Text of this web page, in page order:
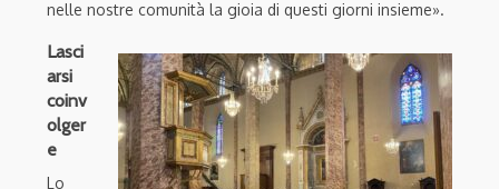
nelle nostre comunità la gioia di questi giorni insieme».
Lasci
arsi
coinv
olger
e
Lo